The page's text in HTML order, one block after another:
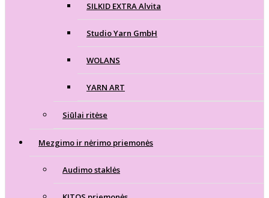
SILKID EXTRA Alvita
Studio Yarn GmbH
WOLANS
YARN ART
Siūlai ritėse
Mezgimo ir nėrimo priemonės
Audimo staklės